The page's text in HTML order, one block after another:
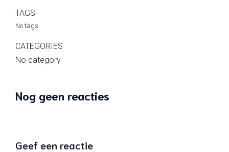
TAGS
No tags
CATEGORIES
No category
Nog geen reacties
Geef een reactie